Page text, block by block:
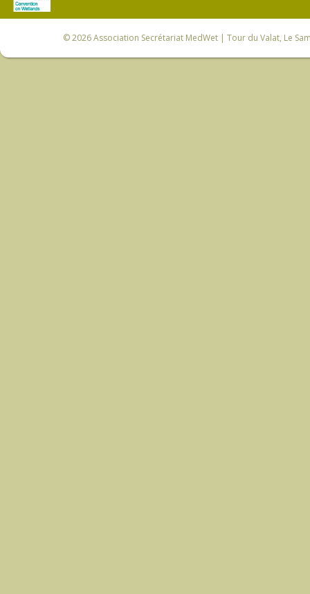
© 2026Association Secrétariat MedWet | Tour du Valat, Le